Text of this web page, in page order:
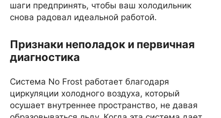
шаги предпринять, чтобы ваш холодильник
снова радовал идеальной работой.
Признаки неполадок и первичная
диагностика
Система No Frost работает благодаря
циркуляции холодного воздуха, который
осушает внутреннее пространство, не давая